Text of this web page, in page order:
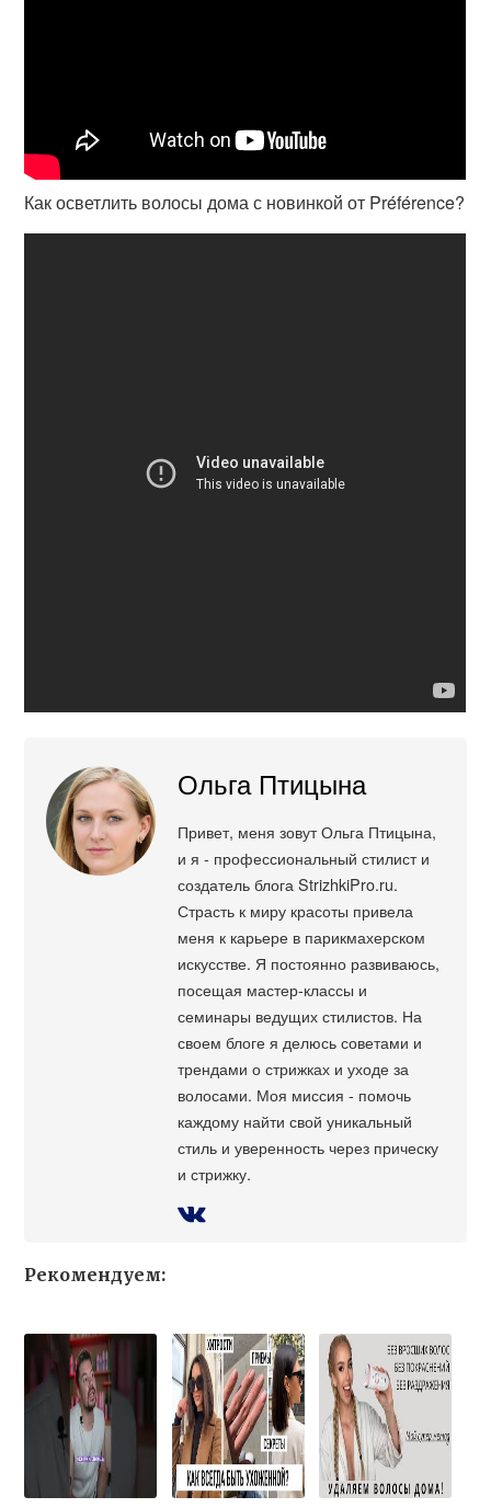
Как осветлить волосы дома с новинкой от Préférence?
Ольга Птицына
Привет, меня зовут Ольга Птицына,
и я - профессиональный стилист и
создатель блога StrizhkiPro.ru.
Страсть к миру красоты привела
меня к карьере в парикмахерском
искусстве. Я постоянно развиваюсь,
посещая мастер-классы и
семинары ведущих стилистов. На
своем блоге я делюсь советами и
трендами о стрижках и уходе за
волосами. Моя миссия - помочь
каждому найти свой уникальный
стиль и уверенность через прическу
и стрижку.
Рекомендуем: